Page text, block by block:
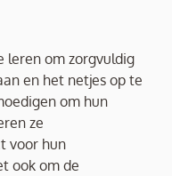
leren om zorgvuldig
en het netjes op te
om hun
ze
voor hun
ook om de